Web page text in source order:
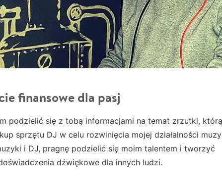
finansowe dla pasj
podzielić się z tobą informacjami na temat zrzutki, którą
sprzętu DJ w celu rozwinięcia mojej działalności
i DJ, pragnę podzielić się moim talentem i tworzyć
dźwiękowe dla innych ludzi.